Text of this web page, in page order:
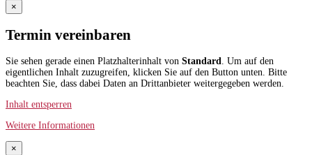
×
Termin vereinbaren
Sie sehen gerade einen Platzhalterinhalt von Standard. Um auf den
eigentlichen Inhalt zuzugreifen, klicken Sie auf den Button unten. Bitte
beachten Sie, dass dabei Daten an Drittanbieter weitergegeben werden.
Inhalt entsperren
Weitere Informationen
×